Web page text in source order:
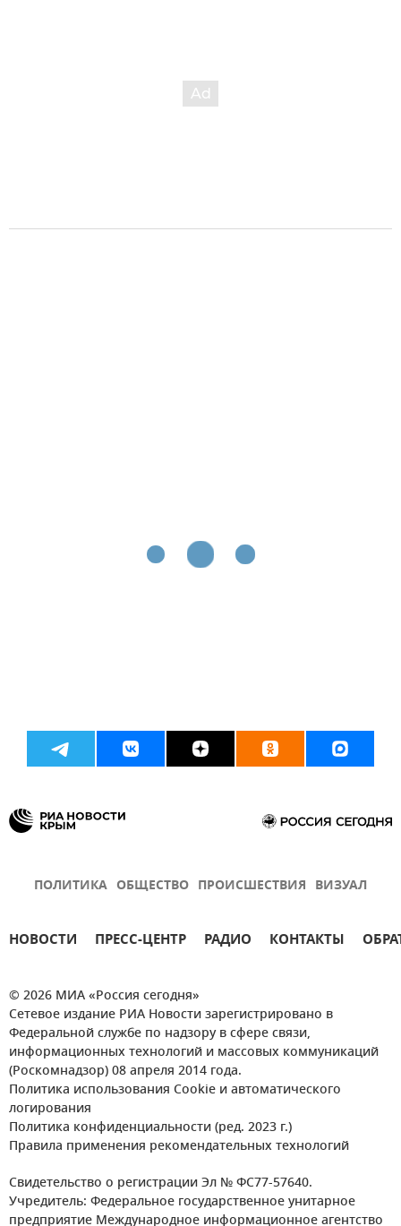
ПОЛИТИКА ОБЩЕСТВО ПРОИСШЕСТВИЯ ВИЗУАЛ
НОВОСТИ ПРЕСС-ЦЕНТР РАДИО КОНТАКТЫ
© 2026 МИА «Россия сегодня»
Сетевое издание РИА Новости зарегистрировано в
Федеральной службе по надзору в сфере связи,
информационных технологий и массовых коммуникаций
(Роскомнадзор) 08 апреля 2014 года.
Политика использования Cookie и автоматического
логирования
Политика конфиденциальности (ред. 2023 г.)
Правила применения рекомендательных технологий
Свидетельство о регистрации Эл № ФС77-57640.
Учредитель: Федеральное государственное унитарное
предприятие Международное информационное агентство